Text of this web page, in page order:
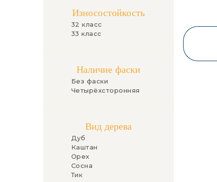
Износостойкость
32 класс
33 класс
Наличие фаски
Без фаски
Четырёхсторонняя
Вид дерева
Дуб
Каштан
Орех
Сосна
Тик